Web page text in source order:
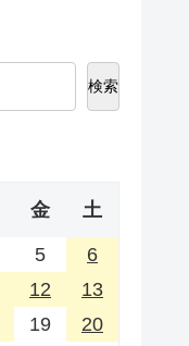
検索
金 土
5
6
12
13
19
20